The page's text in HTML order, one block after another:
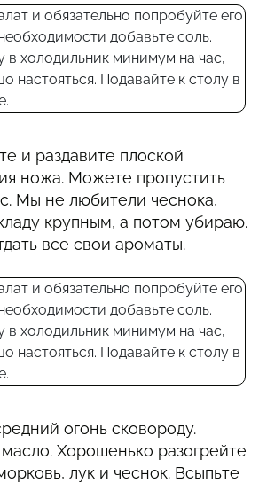
и раздавите плоской
ножа. Можете пропустить
Мы не любители чеснока,
крупным, а потом убираю.
все свои ароматы.
огонь сковороду.
Хорошенько разогрейте
лук и чеснок. Всыпьте